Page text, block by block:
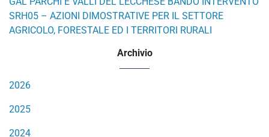
SRH05 – AZIONI DIMOSTRATIVE PER IL SETTORE
AGRICOLO, FORESTALE ED I TERRITORI RURALI
Archivio
2026
2025
2024